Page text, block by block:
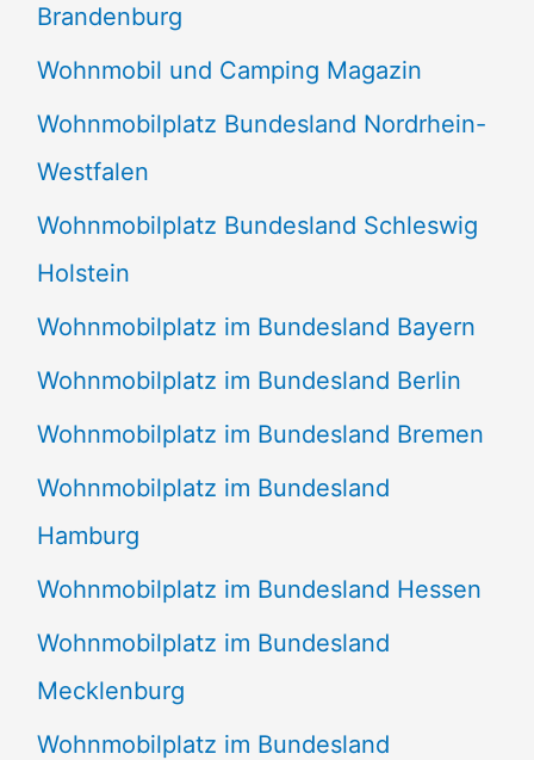
Brandenburg
Wohnmobil und Camping Magazin
Wohnmobilplatz Bundesland Nordrhein-
Westfalen
Wohnmobilplatz Bundesland Schleswig
Holstein
Wohnmobilplatz im Bundesland Bayern
Wohnmobilplatz im Bundesland Berlin
Wohnmobilplatz im Bundesland Bremen
Wohnmobilplatz im Bundesland
Hamburg
Wohnmobilplatz im Bundesland Hessen
Wohnmobilplatz im Bundesland
Mecklenburg
Wohnmobilplatz im Bundesland